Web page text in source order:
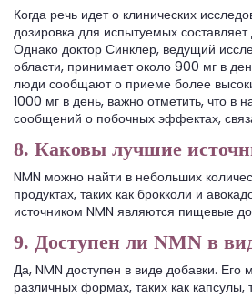
Когда речь идет о клинических
дозировка для испытуемых
Однако доктор Синклер, ведущий
области, принимает около 900 мг в
люди сообщают о приеме более
1000 мг в день, важно отметить, что в
сообщений о побочных эффектах,
8. Каковы лучшие
NMN можно найти в небольших
продуктах, таких как брокколи и
источником NMN являются пищевые
9. Доступен ли NMN в
Да, NMN доступен в виде добавки. Его
различных формах, таких как капсулы,